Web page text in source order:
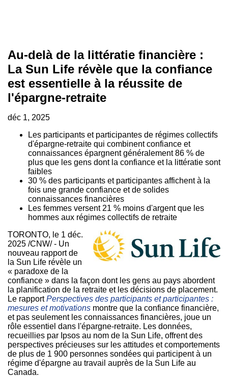
Au-delà de la littératie financière :
La Sun Life révèle que la confiance
est essentielle à la réussite de
l'épargne-retraite
déc 1, 2025
Les participants et participantes de régimes collectifs
d'épargne-retraite qui combinent confiance et
connaissances épargnent généralement 86 % de
plus que les gens dont la confiance et la littératie sont
faibles
30 % des participants et participantes affichent à la
fois une grande confiance et de solides
connaissances financières
Les femmes versent 21 % moins d'argent que les
hommes aux régimes collectifs de retraite
TORONTO, le 1 déc.
2025 /CNW/ - Un
nouveau rapport de
la Sun Life révèle un
« paradoxe de la
confiance » dans la façon dont les gens au pays abordent
la planification de la retraite et les décisions de placement.
Le rapportPerspectives des participants et participantes :
mesures et motivations montre que la confiance financière,
et pas seulement les connaissances financières, joue un
rôle essentiel dans l'épargne-retraite. Les données,
recueillies par Ipsos au nom de la Sun Life, offrent des
perspectives précieuses sur les attitudes et comportements
de plus de 1 900 personnes sondées qui participent à un
régime d'épargne au travail auprès de la Sun Life au
Canada.